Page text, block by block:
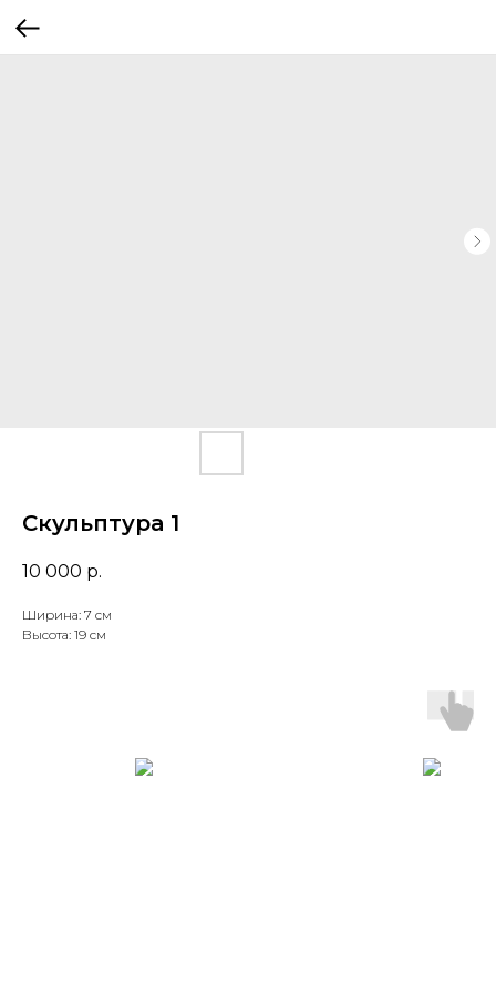
Скульптура 1
10 000 р.
Ширина: 7 см
Высота: 19 см